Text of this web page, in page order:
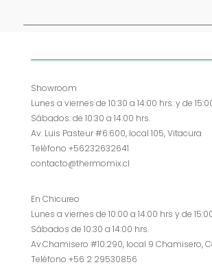
Showroom
Lunes a viernes de 10:30 a 14:00 hrs. y de
Sábados: de 10:30 a 14:00 hrs.
Av. Luis Pasteur #6.600, local 105, Vitacura
Teléfono +56232632641
contacto@thermomix.cl
En Chicureo
Lunes a viernes de 10:00 a 14:00 hrs y de
Sábados de 10:30 a 14:00 hrs.
Av.Chamisero #10.290, local 9 Chamisero,
Teléfono +56 2 29530856